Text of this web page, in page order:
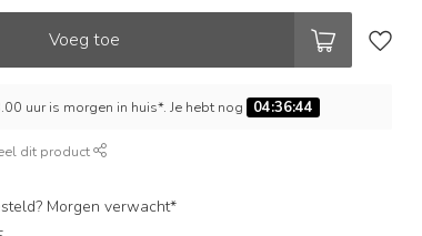
Voeg toe
uur is morgen in huis*. Je hebt nog 04:36:43
dit product
Morgen verwacht*